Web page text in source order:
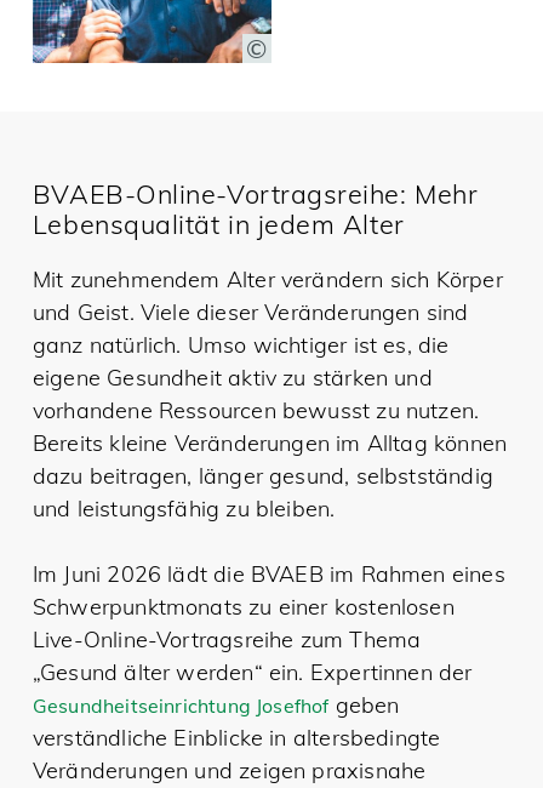
BVAEB-Online-Vortragsreihe: Mehr
Lebensqualität in jedem Alter
Mit zunehmendem Alter verändern sich Körper
und Geist. Viele dieser Veränderungen sind
ganz natürlich. Umso wichtiger ist es, die
eigene Gesundheit aktiv zu stärken und
vorhandene Ressourcen bewusst zu nutzen.
Bereits kleine Veränderungen im Alltag können
dazu beitragen, länger gesund, selbstständig
und leistungsfähig zu bleiben.
Im Juni 2026 lädt die BVAEB im Rahmen eines
Schwerpunktmonats zu einer kostenlosen
Live-Online-Vortragsreihe zum Thema
„Gesund älter werden“ ein. Expertinnen der
Gesundheitseinrichtung Josefhofgeben
verständliche Einblicke in altersbedingte
Veränderungen und zeigen praxisnahe